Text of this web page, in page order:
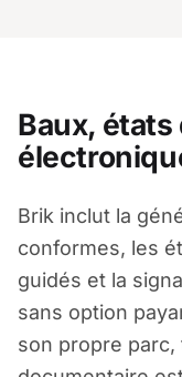
Baux,
Brik inclut la
conformes, les
guidés et la
sans option
son propre